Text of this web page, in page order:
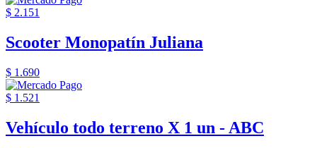
$ 2.151
Scooter Monopatín Juliana
$ 1.690
$ 1.521
Vehículo todo terreno X 1 un - ABC